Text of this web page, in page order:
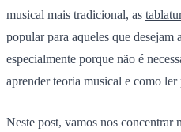
musical mais tradicional, as
popular para aqueles que desejam
especialmente porque não é
aprender teoria musical e como ler
Neste post, vamos nos concentrar